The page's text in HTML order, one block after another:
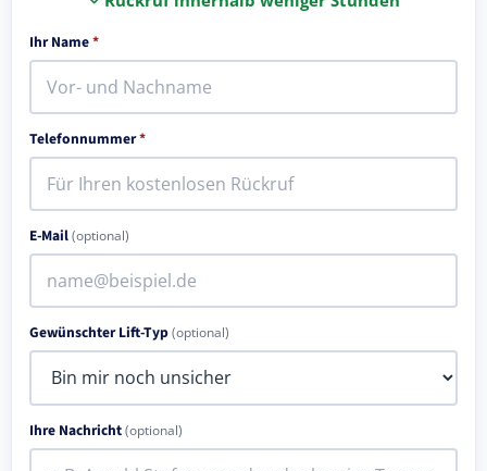
Ihr Name*
Telefonnummer*
E-Mail(optional)
Gewünschter Lift-Typ(optional)
Ihre Nachricht(optional)